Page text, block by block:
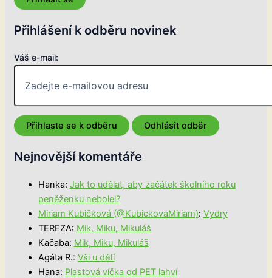
Přihlášení k odběru novinek
Váš e-mail:
Nejnovější komentáře
Hanka: Jak to udělat, aby začátek školního roku
peněženku nebolel?
Miriam Kubičková (@KubickovaMiriam): Vydry
TEREZA: Mik, Miku, Mikuláš
Kačaba: Mik, Miku, Mikuláš
Agáta R.: Vši u dětí
Hana: Plastová víčka od PET lahví